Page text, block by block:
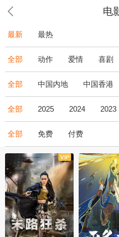
电
最新 最热
全部 动作 爱情 喜剧
全部 中国内地 中国香港
全部 2025 2024 2023
全部 免费 付费